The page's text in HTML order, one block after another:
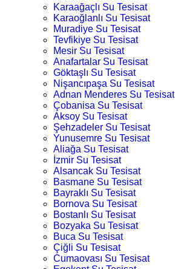
Karaağaçlı Su Tesisat
Karaoğlanlı Su Tesisat
Muradiye Su Tesisat
Tevfikiye Su Tesisat
Mesir Su Tesisat
Anafartalar Su Tesisat
Göktaşlı Su Tesisat
Nişancıpaşa Su Tesisat
Adnan Menderes Su Tesisat
Çobanisa Su Tesisat
Aksoy Su Tesisat
Şehzadeler Su Tesisat
Yunusemre Su Tesisat
Aliağa Su Tesisat
İzmir Su Tesisat
Alsancak Su Tesisat
Basmane Su Tesisat
Bayraklı Su Tesisat
Bornova Su Tesisat
Bostanlı Su Tesisat
Bozyaka Su Tesisat
Buca Su Tesisat
Çiğli Su Tesisat
Cumaovası Su Tesisat